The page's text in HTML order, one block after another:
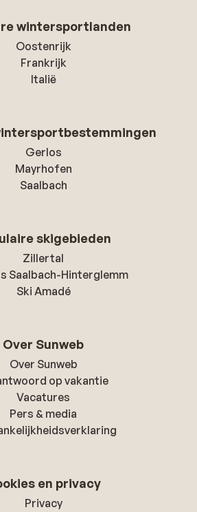
wintersportlanden
Oostenrijk
Frankrijk
Italië
Gerlos
Mayrhofen
Saalbach
skigebieden
Zillertal
Saalbach-Hinterglemm
Ski Amadé
Over Sunweb
Over Sunweb
op vakantie
Vacatures
Pers & media
en privacy
Privacy